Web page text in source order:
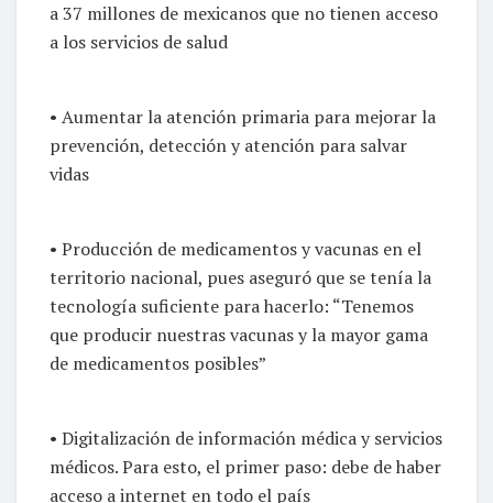
a 37 millones de mexicanos que no tienen acceso
a los servicios de salud
• Aumentar la atención primaria para mejorar la
prevención, detección y atención para salvar
vidas
• Producción de medicamentos y vacunas en el
territorio nacional, pues aseguró que se tenía la
tecnología suficiente para hacerlo: “Tenemos
que producir nuestras vacunas y la mayor gama
de medicamentos posibles”
• Digitalización de información médica y servicios
médicos. Para esto, el primer paso: debe de haber
acceso a internet en todo el país